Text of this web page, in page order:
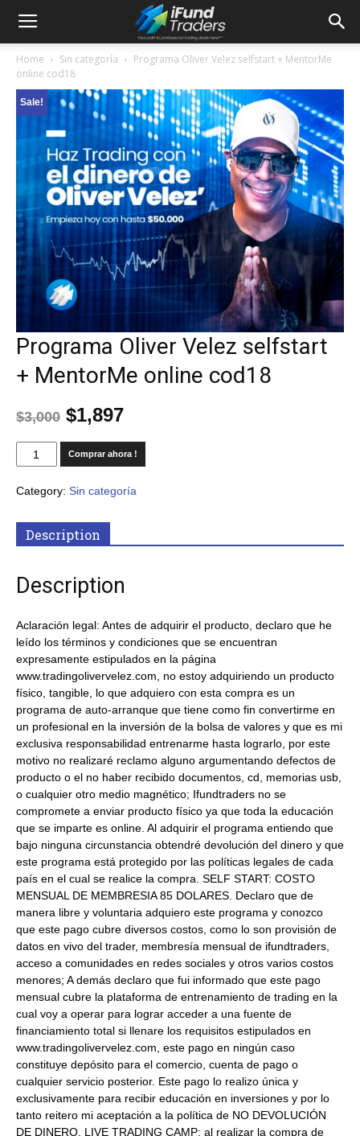
Home Sin categoría
Programa Oliver Velez selfstart + MentorMe
online cod18
Sale!
Programa Oliver Velez selfstart
+ MentorMe online cod18
$3,000 $1,897
Comprar ahora !
Category: Sin categoría
Description
Description
Aclaración legal: Antes de adquirir el producto, declaro que he
leído los términos y condiciones que se encuentran
expresamente estipulados en la página
www.tradingolivervelez.com, no estoy adquiriendo un producto
físico, tangible, lo que adquiero con esta compra es un
programa de auto-arranque que tiene como fin convertirme en
un profesional en la inversión de la bolsa de valores y que es mi
exclusiva responsabilidad entrenarme hasta lograrlo, por este
motivo no realizaré reclamo alguno argumentando defectos de
producto o el no haber recibido documentos, cd, memorias usb,
o cualquier otro medio magnético; Ifundtraders no se
compromete a enviar producto físico ya que toda la educación
que se imparte es online. Al adquirir el programa entiendo que
bajo ninguna circunstancia obtendré devolución del dinero y que
este programa está protegido por las políticas legales de cada
país en el cual se realice la compra. SELF START: COSTO
MENSUAL DE MEMBRESIA 85 DOLARES. Declaro que de
manera libre y voluntaria adquiero este programa y conozco
que este pago cubre diversos costos, como lo son provisión de
datos en vivo del trader, membresía mensual de ifundtraders,
acceso a comunidades en redes sociales y otros varios costos
menores; A demás declaro que fui informado que este pago
mensual cubre la plataforma de entrenamiento de trading en la
cual voy a operar para lograr acceder a una fuente de
financiamiento total si llenare los requisitos estipulados en
www.tradingolivervelez.com, este pago en ningún caso
constituye depósito para el comercio, cuenta de pago o
cualquier servicio posterior. Este pago lo realizo única y
exclusivamente para recibir educación en inversiones y por lo
tanto reitero mi aceptación a la política de NO DEVOLUCIÓN
DE DINERO. LIVE TRADING CAMP: al realizar la compra de